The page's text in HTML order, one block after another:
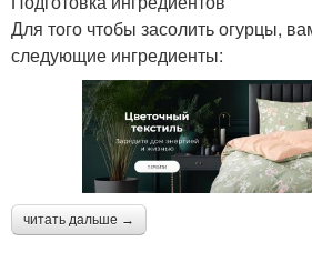
Для того чтобы засолить огурцы,
следующие ингредиенты:
читать дальше →